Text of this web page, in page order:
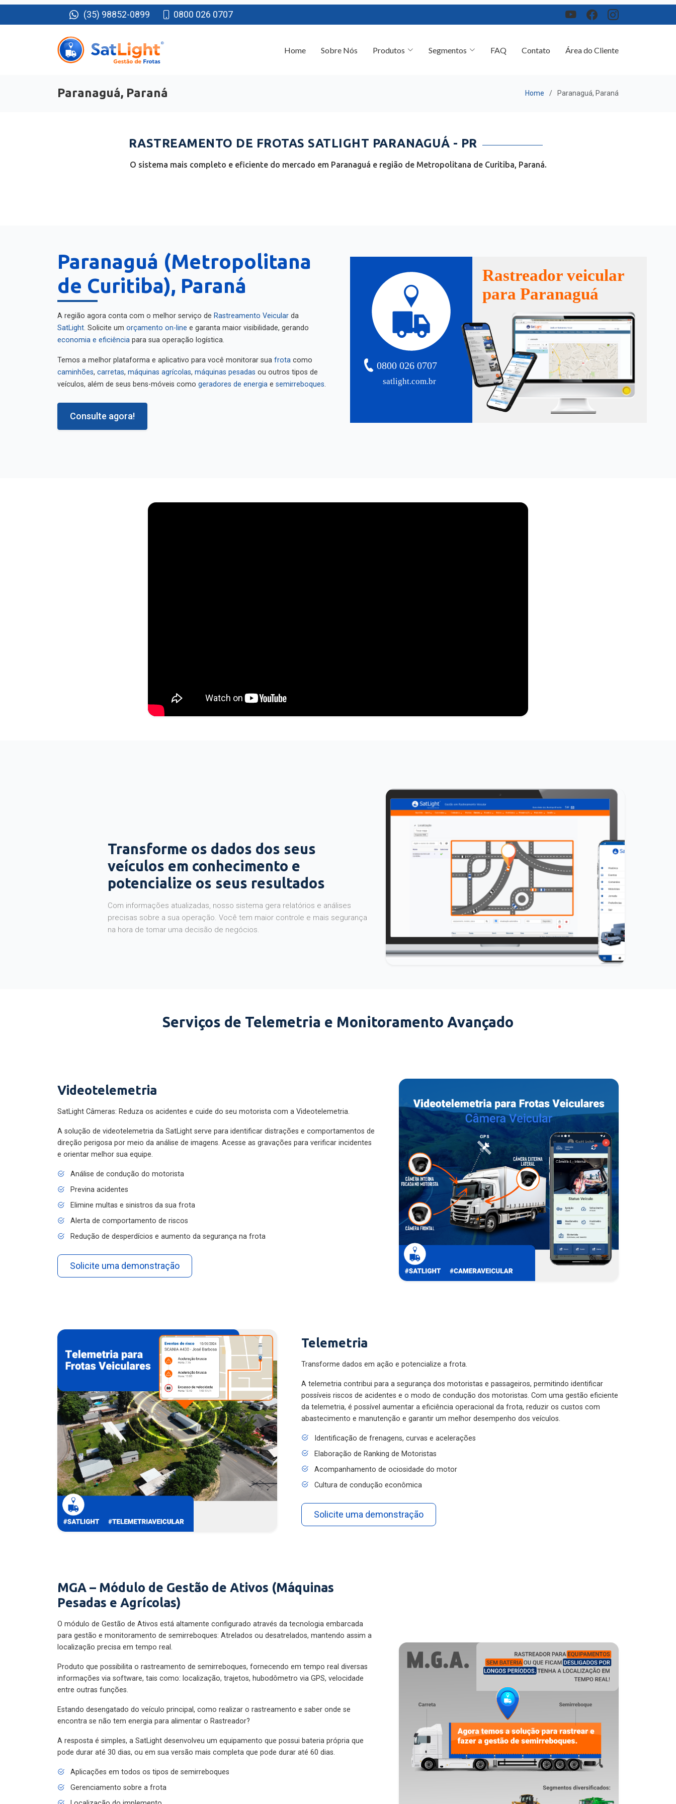
(35) 98852-0899 0800 026 0707
Área do Cliente
Paranaguá, Paraná Home Paranaguá, Paraná
RASTREAMENTO DE FROTAS SATLIGHT PARANAGUÁ - PR
O sistema mais completo e eficiente do mercado em Paranaguá e região de Metropolitana de Curitiba, Paraná.
Paranaguá (Metropolitana
de Curitiba), Paraná
A região agora conta com o melhor serviço de Rastreamento Veicular da
SatLight . Solicite um orçamento on-line e garanta maior visibilidade, gerando
economia e eficiência para sua operação logística.
Temos a melhor plataforma e aplicativo para você monitorar sua frota como
caminhões carretas máquinas agrícolas máquinas pesadas ou outros tipos de
veículos, além de seus bens-móveis como geradores de energia e semirreboques
Consulte agora!
satlight.com.br
0800 026 0707
Rastreador veicular
para Paranaguá
Transforme os dados dos seus
veículos em conhecimento e
potencialize os seus resultados
Com informações atualizadas, nosso sistema gera relatórios e análises
precisas sobre a sua operação. Você tem maior controle e mais segurança
na hora de tomar uma decisão de negócios.
Serviços de Telemetria e Monitoramento Avançado
Videotelemetria
SatLight Câmeras: Reduza os acidentes e cuide do seu motorista com a Videotelemetria.
A solução de videotelemetria da SatLight serve para identificar distrações e comportamentos de
direção perigosa por meio da análise de imagens. Acesse as gravações para verificar incidentes
e orientar melhor sua equipe.
Análise de condução do motorista
Previna acidentes
Elimine multas e sinistros da sua frota
Alerta de comportamento de riscos
Redução de desperdícios e aumento da segurança na frota
Solicite uma demonstração
Telemetria
Transforme dados em ação e potencialize a frota.
A telemetria contribui para a segurança dos motoristas e passageiros, permitindo identificar
possíveis riscos de acidentes e o modo de condução dos motoristas. Com uma gestão eficiente
da telemetria, é possível aumentar a eficiência operacional da frota, reduzir os custos com
abastecimento e manutenção e garantir um melhor desempenho dos veículos.
Identificação de frenagens, curvas e acelerações
Elaboração de Ranking de Motoristas
Acompanhamento de ociosidade do motor
Cultura de condução econômica
Solicite uma demonstração
MGA – Módulo de Gestão de Ativos (Máquinas
Pesadas e Agrícolas)
O módulo de Gestão de Ativos está altamente configurado através da tecnologia embarcada
para gestão e monitoramento de semirreboques: Atrelados ou desatrelados, mantendo assim a
localização precisa em tempo real.
Produto que possibilita o rastreamento de semirreboques, fornecendo em tempo real diversas
informações via software, tais como: localização, trajetos, hubodômetro via GPS, velocidade
entre outras funções.
Estando desengatado do veículo principal, como realizar o rastreamento e saber onde se
encontra se não tem energia para alimentar o Rastreador?
A resposta é simples, a SatLight desenvolveu um equipamento que possui bateria própria que
pode durar até 30 dias, ou em sua versão mais completa que pode durar até 60 dias.
Aplicações em todos os tipos de semirreboques
Gerenciamento sobre a frota
Localização do implemento